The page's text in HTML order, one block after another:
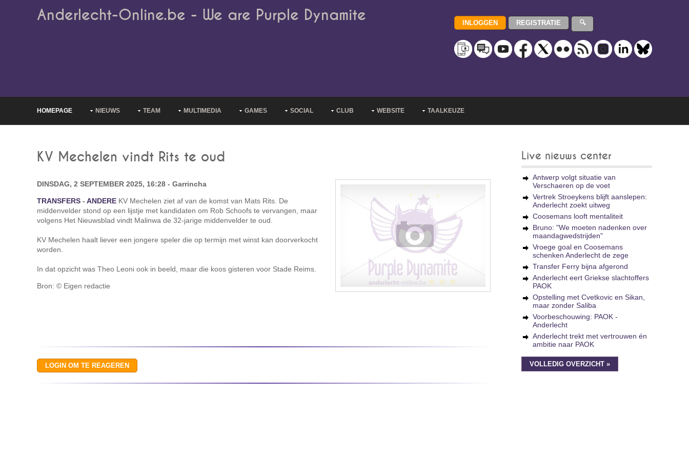
Anderlecht-Online.be - We are Purple Dynamite
HOMEPAGE NIEUWS TEAM MULTIMEDIA GAMES SOCIAL CLUB WEBSITE TAALKEUZE
KV Mechelen vindt Rits te oud
DINSDAG, 2 SEPTEMBER 2025, 16:28 - Garrincha
TRANSFERS - ANDERE KV Mechelen ziet af van de komst van Mats Rits. De
middenvelder stond op een lijstje met kandidaten om Rob Schoofs te vervangen, maar
volgens Het Nieuwsblad vindt Malinwa de 32-jarige middenvelder te oud.
KV Mechelen haalt liever een jongere speler die op termijn met winst kan doorverkocht
worden.
In dat opzicht was Theo Leoni ook in beeld, maar die koos gisteren voor Stade Reims.
Bron: © Eigen redactie
Live nieuws center
Antwerp volgt situatie van
Verschaeren op de voet
Vertrek Stroeykens blijft aanslepen:
Anderlecht zoekt uitweg
Coosemans looft mentaliteit
Bruno: "We moeten nadenken over
maandagwedstrijden"
Vroege goal en Coosemans
schenken Anderlecht de zege
Transfer Ferry bijna afgerond
Anderlecht eert Griekse slachtoffers
PAOK
Opstelling met Cvetkovic en Sikan,
maar zonder Saliba
Voorbeschouwing: PAOK -
Anderlecht
Anderlecht trekt met vertrouwen én
ambitie naar PAOK
VOLLEDIG OVERZICHT »